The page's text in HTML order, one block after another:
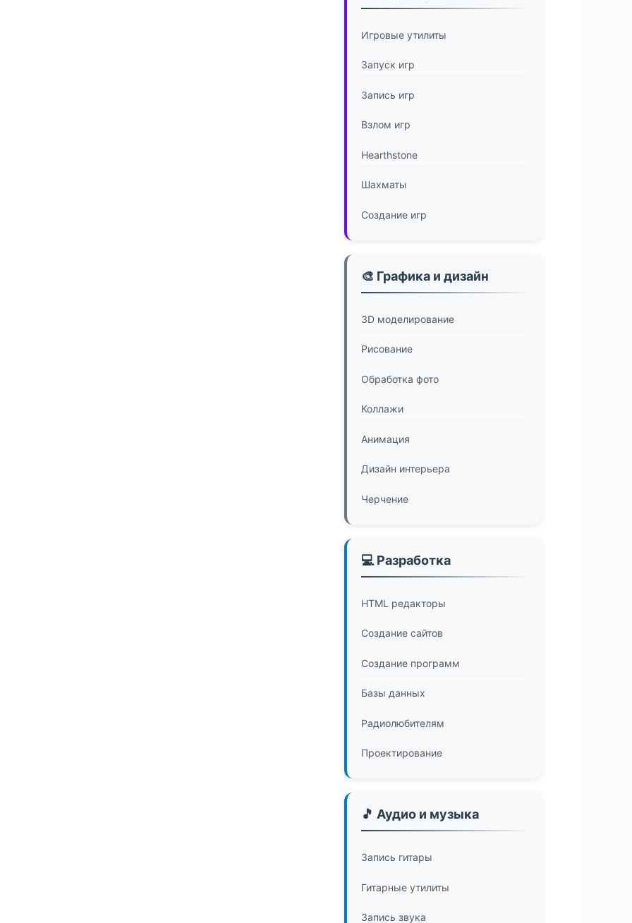
Игровые утилиты
Запуск игр
Запись игр
Взлом игр
Hearthstone
Шахматы
Создание игр
🎨 Графика и дизайн
3D моделирование
Рисование
Обработка фото
Коллажи
Анимация
Дизайн интерьера
Черчение
💻 Разработка
HTML редакторы
Создание сайтов
Создание программ
Базы данных
Радиолюбителям
Проектирование
🎵 Аудио и музыка
Запись гитары
Гитарные утилиты
Запись звука